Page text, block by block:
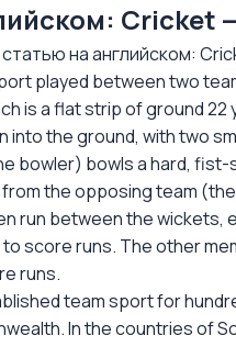
Cricket
на английском:
played between two
is a flat strip of ground
into the ground, with two
bowler) bowls a hard,
the opposing team
run between the wickets,
score runs. The other
runs.
team sport for
In the countries of